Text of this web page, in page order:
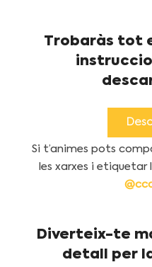
Trobaràs tot
Si t’animes pots
les xarxes i etiquetar
Diverteix-te
detall per